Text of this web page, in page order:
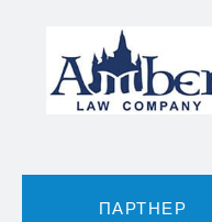
ПАРТНЕР